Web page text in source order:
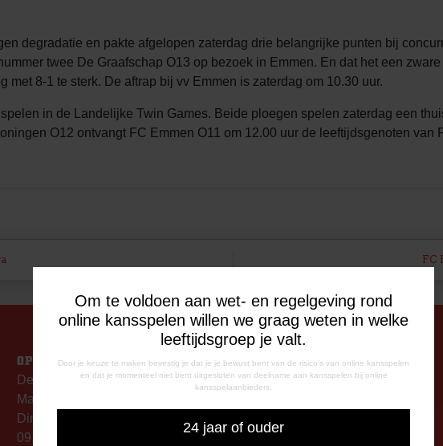
Om te voldoen aan wet- en regelgeving rond
online kansspelen willen we graag weten in welke
leeftijdsgroep je valt.
Door je keuze te maken bevestig je dat je je bewust bent van de risico's van online kansspelen
en dat je momenteel niet bent uitgesloten van deelname aan kansspelen bij online
kansspelaanbieders.
24 jaar of ouder
degradatie en pakte afgelopen zaterdag drie belangrijke punten bij
twee De Graafschap O13 op bezoek in Emmen. En dat het een
met 8-1 te sterk. De aftrap bij vv Emmen is zaterdag om 10.30 uur.
spelen in de Landelijke Twin Games. Beide ploegen spelen zaterdag een
O12 ontvangt FC Emmen O11 om 12.00 uur de leeftijdsgenoten van
FC
OPENINGSTIJDEN
De Oude Meerdijk
Maandag: 09.00 – 17.00 uur
Dinsdag t/m vrijdag:
09.00 – 12.15 uur
CORRESPONDENTIE-ADRES
Postbus 26